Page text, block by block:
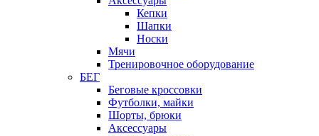
Кепки
Шапки
Носки
Мячи
Тренировочное оборудование
БЕГ
Беговые кроссовки
Футболки, майки
Шорты, брюки
Аксессуары